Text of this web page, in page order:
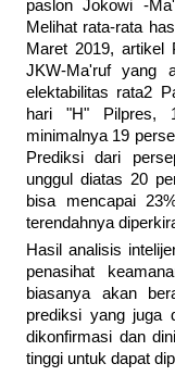
paslon Jokowi -
Melihat rata-rata
Maret 2019, artikel
JKW-Ma'ruf yang
elektabilitas rata2
hari "H" Pilpres,
minimalnya 19
Prediksi dari
unggul diatas 20
bisa mencapai
terendahnya
Hasil analisis
penasihat
biasanya akan
prediksi yang juga
dikonfirmasi dan
tinggi untuk dapat